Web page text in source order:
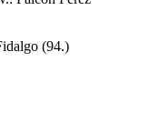
(94.)